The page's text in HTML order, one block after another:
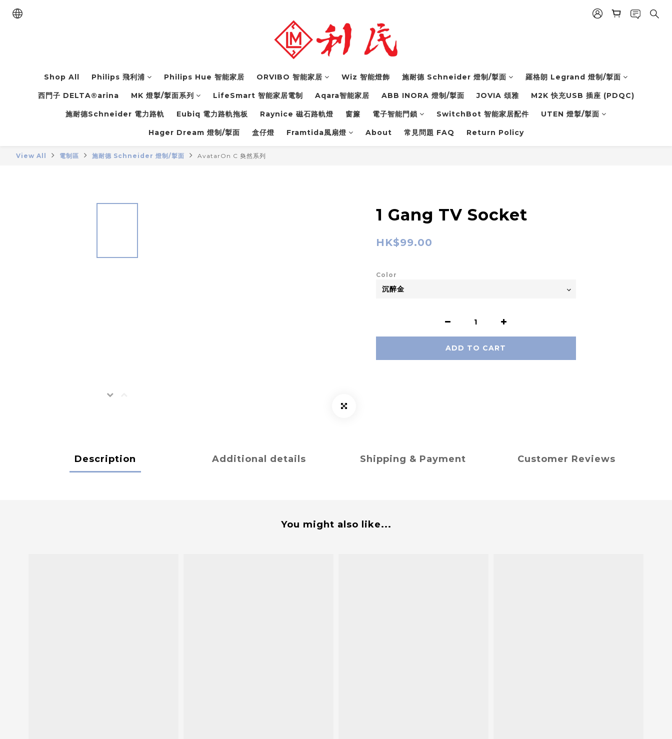
Shop All Philips 飛利浦 Philips Hue 智能家居 ORVIBO 智能家居 Wiz 智能燈飾 施耐德 Schneider 燈制/掣面 羅格朗 Legrand 燈制/掣面
西門子 DELTA®arina MK 燈掣/掣面系列 LifeSmart 智能家居電制 Aqara智能家居 ABB INORA 燈制/掣面 JOVIA 頌雅 M2K 快充USB 插座 (PDQC)
施耐德Schneider 電力路軌 Eubiq 電力路軌拖板 Raynice 磁石路軌燈 窗簾 電子智能門鎖 SwitchBot 智能家居配件 UTEN 燈掣/掣面
Hager Dream 燈制/掣面 盒仔燈 Framtida風扇燈 About 常見問題 FAQ Return Policy
View All 電制區 施耐德 Schneider 燈制/掣面 AvatarOn C 奐然系列
1 Gang TV Socket
HK$99.00
Color
ADD TO CART
Description Additional details Shipping & Payment Customer Reviews
You might also like...